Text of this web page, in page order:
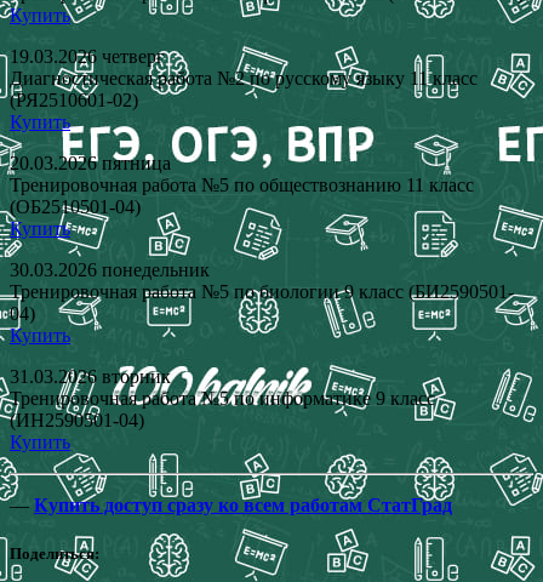
Купить
19.03.2026 четверг
Диагностическая работа №2 по русскому языку 11 класс
(РЯ2510601-02)
Купить
20.03.2026 пятница
Тренировочная работа №5 по обществознанию 11 класс
(ОБ2510501-04)
Купить
30.03.2026 понедельник
Тренировочная работа №5 по биологии 9 класс (БИ2590501-
04)
Купить
31.03.2026 вторник
Тренировочная работа №5 по информатике 9 класс
(ИН2590501-04)
Купить
— Купить доступ сразу ко всем работам СтатГрад
Поделиться: